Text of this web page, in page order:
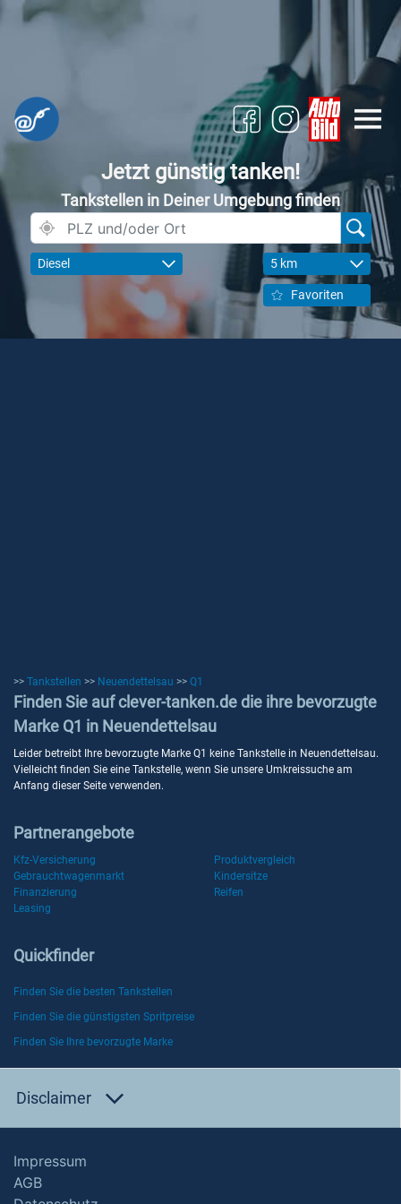
Jetzt günstig tanken!
Tankstellen in Deiner Umgebung finden
Diesel 5 km
Favoriten
>> Tankstellen >> Neuendettelsau >> Q1
Finden Sie auf clever-tanken.de die ihre bevorzugte
Marke Q1 in Neuendettelsau
Leider betreibt Ihre bevorzugte Marke Q1 keine Tankstelle in Neuendettelsau.
Vielleicht finden Sie eine Tankstelle, wenn Sie unsere Umkreissuche am
Anfang dieser Seite verwenden.
Partnerangebote
Kfz-Versicherung
Produktvergleich
Gebrauchtwagenmarkt
Kindersitze
Finanzierung
Reifen
Leasing
Quickfinder
Finden Sie die besten Tankstellen
Finden Sie die günstigsten Spritpreise
Finden Sie Ihre bevorzugte Marke
Disclaimer
Impressum
AGB